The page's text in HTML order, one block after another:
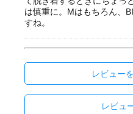
は慎重に。Mはもちろん、
すね。
レビュー
レビュ